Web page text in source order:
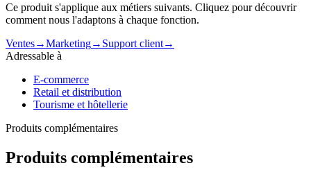
Ce produit s'applique aux métiers suivants. Cliquez pour découvrir
comment nous l'adaptons à chaque fonction.
Ventes→Marketing→ Support client→
Adressable à
E-commerce
Retail et distribution
Tourisme et hôtellerie
Produits complémentaires
Produits complémentaires